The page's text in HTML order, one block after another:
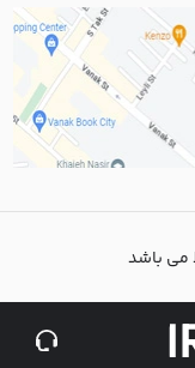
می باشد